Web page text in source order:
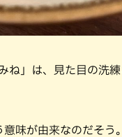
ね」は、見た目の洗
味が由来なのだそう